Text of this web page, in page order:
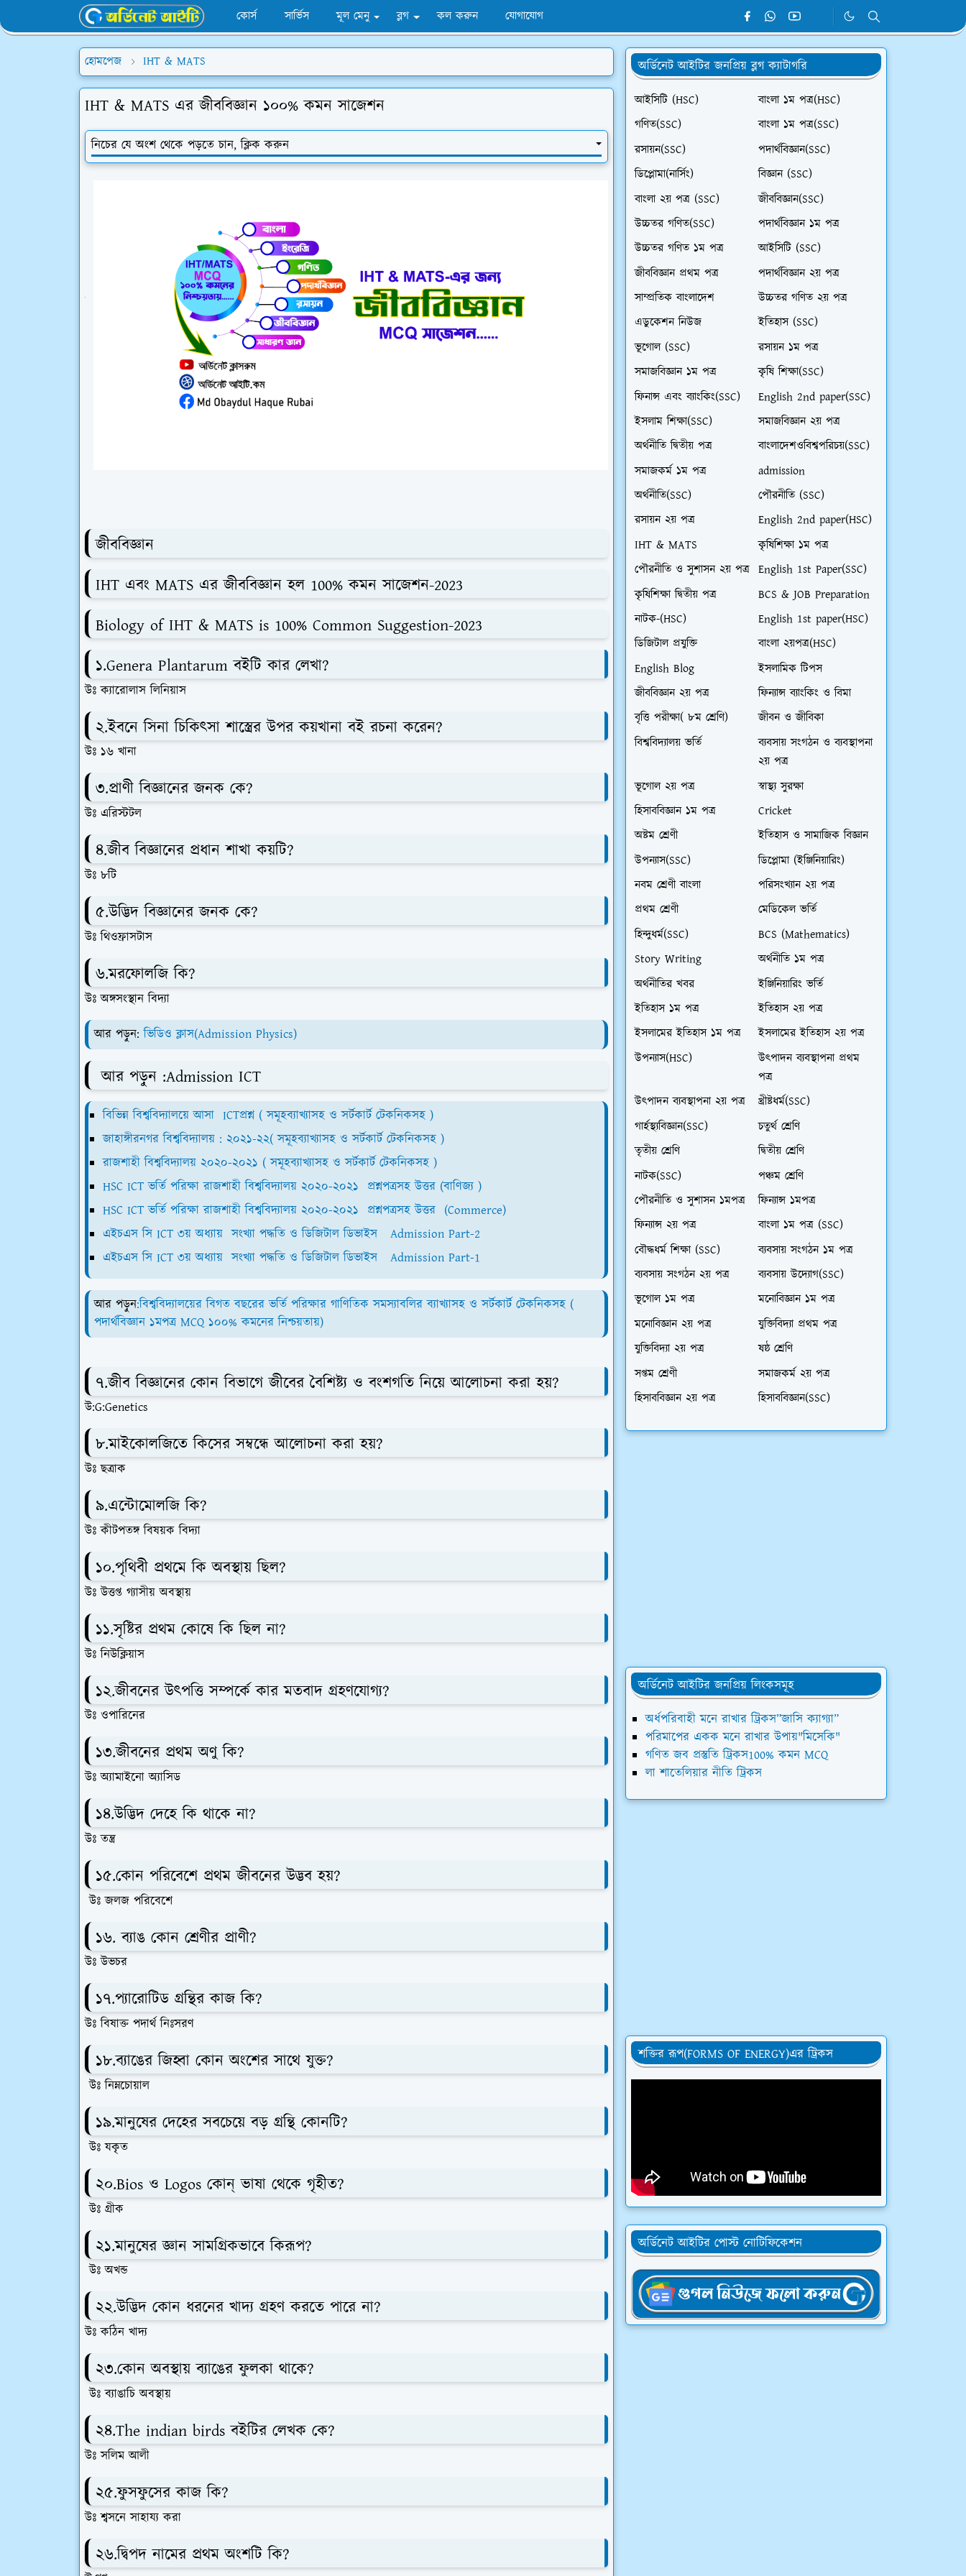
কোর্স সার্ভিস মূল মেনু ব্লগ কল করুন যোগাযোগ
হোমপেজ IHT & MATS
IHT & MATS এর জীববিজ্ঞান ১০০% কমন সাজেশন
নিচের যে অংশ থেকে পড়তে চান, ক্লিক করুন
জীববিজ্ঞান
IHT এবং MATS এর জীববিজ্ঞান হল 100% কমন সাজেশন-2023
Biology of IHT & MATS is 100% Common Suggestion-2023
১.Genera Plantarum বইটি কার লেখা?
উঃ ক্যারোলাস লিনিয়াস
২.ইবনে সিনা চিকিৎসা শাস্ত্রের উপর কয়খানা বই রচনা করেন?
উঃ ১৬ খানা
৩.প্রাণী বিজ্ঞানের জনক কে?
উঃ এরিস্টটল
৪.জীব বিজ্ঞানের প্রধান শাখা কয়টি?
উঃ ৮টি
৫.উদ্ভিদ বিজ্ঞানের জনক কে?
উঃ থিওফ্রাসটাস
৬.মরফোলজি কি?
উঃ অঙ্গসংস্থান বিদ্যা
আর পড়ুন:ভিডিও ক্লাস(Admission Physics)
আর পড়ুন :Admission ICT
বিভিন্ন বিশ্ববিদ্যালয়ে আসা ICTপ্রশ্ন ( সমূহব্যাখ্যাসহ ও সর্টকার্ট টেকনিকসহ )
জাহাঙ্গীরনগর বিশ্ববিদ্যালয় : ২০২১-২২( সমূহব্যাখ্যাসহ ও সর্টকার্ট টেকনিকসহ )
রাজশাহী বিশ্ববিদ্যালয় ২০২০-২০২১ ( সমূহব্যাখ্যাসহ ও সর্টকার্ট টেকনিকসহ )
HSC ICT ভর্তি পরিক্ষা রাজশাহী বিশ্ববিদ্যালয় ২০২০-২০২১ প্রশ্নপত্রসহ উত্তর (বাণিজ্য )
HSC ICT ভর্তি পরিক্ষা রাজশাহী বিশ্ববিদ্যালয় ২০২০-২০২১ প্রশ্নপত্রসহ উত্তর (Commerce)
এইচএস সি ICT ৩য় অধ্যায় সংখ্যা পদ্ধতি ও ডিজিটাল ডিভাইস Admission Part-2
এইচএস সি ICT ৩য় অধ্যায় সংখ্যা পদ্ধতি ও ডিজিটাল ডিভাইস Admission Part-1
আর পড়ুন:বিশ্ববিদ্যালয়ের বিগত বছরের ভর্তি পরিক্ষার গাণিতিক সমস্যাবলির ব্যাখ্যাসহ ও সর্টকার্ট টেকনিকসহ (
পদার্থবিজ্ঞান ১মপত্র MCQ ১০০% কমনের নিশ্চয়তায়)
৭.জীব বিজ্ঞানের কোন বিভাগে জীবের বৈশিষ্ট্য ও বংশগতি নিয়ে আলোচনা করা হয়?
উ:G:Genetics
৮.মাইকোলজিতে কিসের সম্বন্ধে আলোচনা করা হয়?
উঃ ছত্রাক
৯.এন্টোমোলজি কি?
উঃ কীটপতঙ্গ বিষয়ক বিদ্যা
১০.পৃথিবী প্রথমে কি অবস্থায় ছিল?
উঃ উত্তপ্ত গ্যাসীয় অবস্থায়
১১.সৃষ্টির প্রথম কোষে কি ছিল না?
উঃ নিউক্লিয়াস
১২.জীবনের উৎপত্তি সম্পর্কে কার মতবাদ গ্রহণযোগ্য?
উঃ ওপারিনের
১৩.জীবনের প্রথম অণু কি?
উঃ অ্যামাইনো অ্যাসিড
১৪.উদ্ভিদ দেহে কি থাকে না?
উঃ তন্ত্র
১৫.কোন পরিবেশে প্রথম জীবনের উদ্ভব হয়?
উঃ জলজ পরিবেশে
১৬. ব্যাঙ কোন শ্রেণীর প্রাণী?
উঃ উভচর
১৭.প্যারোটিড গ্রন্থির কাজ কি?
উঃ বিষাক্ত পদার্থ নিঃসরণ
১৮.ব্যাঙের জিহ্বা কোন অংশের সাথে যুক্ত?
উঃ নিম্নচোয়াল
১৯.মানুষের দেহের সবচেয়ে বড় গ্রন্থি কোনটি?
উঃ যকৃত
২০.Bios ও Logos কোন্ ভাষা থেকে গৃহীত?
উঃ গ্রীক
২১.মানুষের জ্ঞান সামগ্রিকভাবে কিরূপ?
উঃ অখন্ড
২২.উদ্ভিদ কোন ধরনের খাদ্য গ্রহণ করতে পারে না?
উঃ কঠিন খাদ্য
২৩.কোন অবস্থায় ব্যাঙের ফুলকা থাকে?
উঃ ব্যাঙাচি অবস্থায়
২৪.The indian birds বইটির লেখক কে?
উঃ সলিম আলী
২৫.ফুসফুসের কাজ কি?
উঃ শ্বসনে সাহায্য করা
২৬.দ্বিপদ নামের প্রথম অংশটি কি?
অর্ডিনেট আইটির জনপ্রিয় ব্লগ ক্যাটাগরি
আইসিটি (HSC)
বাংলা ১ম পত্র(HSC)
গণিত(SSC)
বাংলা ১ম পত্র(SSC)
রসায়ন(SSC)
পদার্থবিজ্ঞান(SSC)
ডিপ্লোমা(নার্সিং)
বিজ্ঞান (SSC)
বাংলা ২য় পত্র (SSC)
জীববিজ্ঞান(SSC)
উচ্চতর গণিত(SSC)
পদার্থবিজ্ঞান ১ম পত্র
উচ্চতর গণিত ১ম পত্র
আইসিটি (SSC)
জীববিজ্ঞান প্রথম পত্র
পদার্থবিজ্ঞান ২য় পত্র
সাম্প্রতিক বাংলাদেশ
উচ্চতর গণিত ২য় পত্র
এডুকেশন নিউজ
ইতিহাস (SSC)
ভূগোল (SSC)
রসায়ন ১ম পত্র
সমাজবিজ্ঞান ১ম পত্র
কৃষি শিক্ষা(SSC)
ফিনান্স এবং ব্যাংকিং(SSC)
English 2nd paper(SSC)
ইসলাম শিক্ষা(SSC)
সমাজবিজ্ঞান ২য় পত্র
অর্থনীতি দ্বিতীয় পত্র
বাংলাদেশওবিশ্বপরিচয়(SSC)
সমাজকর্ম ১ম পত্র
admission
অর্থনীতি(SSC)
পৌরনীতি (SSC)
রসায়ন ২য় পত্র
English 2nd paper(HSC)
IHT & MATS
কৃষিশিক্ষা ১ম পত্র
পৌরনীতি ও সুশাসন ২য় পত্র English 1st Paper(SSC)
কৃষিশিক্ষা দ্বিতীয় পত্র
BCS & JOB Preparation
নাটক-(HSC)
English 1st paper(HSC)
ডিজিটাল প্রযুক্তি
বাংলা ২য়পত্র(HSC)
English Blog
ইসলামিক টিপস
জীববিজ্ঞান ২য় পত্র
ফিন্যান্স ব্যাংকিং ও বিমা
বৃত্তি পরীক্ষা( ৮ম শ্রেণি)
জীবন ও জীবিকা
বিশ্ববিদ্যালয় ভর্তি
ব্যবসায় সংগঠন ও ব্যবস্থাপনা
২য় পত্র
ভূগোল ২য় পত্র
স্বাস্থ্য সুরক্ষা
হিসাববিজ্ঞান ১ম পত্র
Cricket
অষ্টম শ্রেণী
ইতিহাস ও সামাজিক বিজ্ঞান
উপন্যাস(SSC)
ডিপ্লোমা (ইঞ্জিনিয়ারিং)
নবম শ্রেণী বাংলা
পরিসংখ্যান ২য় পত্র
প্রথম শ্রেণী
মেডিকেল ভর্তি
হিন্দুধর্ম(SSC)
BCS (Mathematics)
Story Writing
অর্থনীতি ১ম পত্র
অর্থনীতির খবর
ইঞ্জিনিয়ারিং ভর্তি
ইতিহাস ১ম পত্র
ইতিহাস ২য় পত্র
ইসলামের ইতিহাস ১ম পত্র
ইসলামের ইতিহাস ২য় পত্র
উপন্যাস(HSC)
উৎপাদন ব্যবস্থাপনা প্রথম
পত্র
উৎপাদন ব্যবস্থাপনা ২য় পত্র
খ্রীষ্টধর্ম(SSC)
গার্হস্থ্যবিজ্ঞান(SSC)
চতুর্থ শ্রেণি
তৃতীয় শ্রেণি
দ্বিতীয় শ্রেণি
নাটক(SSC)
পঞ্চম শ্রেণি
পৌরনীতি ও সুশাসন ১মপত্র
ফিন্যান্স ১মপত্র
ফিন্যান্স ২য় পত্র
বাংলা ১ম পত্র (SSC)
বৌদ্ধধর্ম শিক্ষা (SSC)
ব্যবসায় সংগঠন ১ম পত্র
ব্যবসায় সংগঠন ২য় পত্র
ব্যবসায় উদ্যোগ(SSC)
ভূগোল ১ম পত্র
মনোবিজ্ঞান ১ম পত্র
মনোবিজ্ঞান ২য় পত্র
যুক্তিবিদ্যা প্রথম পত্র
যুক্তিবিদ্যা ২য় পত্র
ষষ্ঠ শ্রেণি
সপ্তম শ্রেণী
সমাজকর্ম ২য় পত্র
হিসাববিজ্ঞান ২য় পত্র
হিসাববিজ্ঞান(SSC)
অর্ডিনেট আইটির জনপ্রিয় লিংকসমূহ
অর্ধপরিবাহী মনে রাখার ট্রিকস”জাসি ক্যাগ্যা”
পরিমাপের একক মনে রাখার উপায়"মিসেকি"
গণিত জব প্রস্তুতি ট্রিকস100% কমন MCQ
লা শাতেলিয়ার নীতি ট্রিকস
শক্তির রূপ(FORMS OF ENERGY)এর ট্রিকস
অর্ডিনেট আইটির পোস্ট নোটিফিকেশন